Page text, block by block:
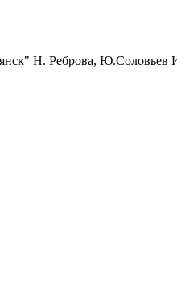
Н. Реброва, Ю.Соловьев